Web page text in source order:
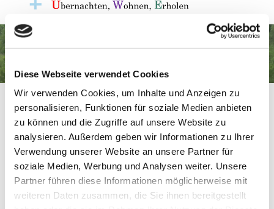
Diese Webseite verwendet Cookies
Wir verwenden Cookies, um Inhalte und Anzeigen zu
personalisieren, Funktionen für soziale Medien anbieten
zu können und die Zugriffe auf unsere Website zu
analysieren. Außerdem geben wir Informationen zu Ihrer
Verwendung unserer Website an unsere Partner für
soziale Medien, Werbung und Analysen weiter. Unsere
Partner führen diese Informationen möglicherweise mit
weiteren Daten zusammen, die Sie ihnen bereitgestellt
Flyer – Haus Waldblick